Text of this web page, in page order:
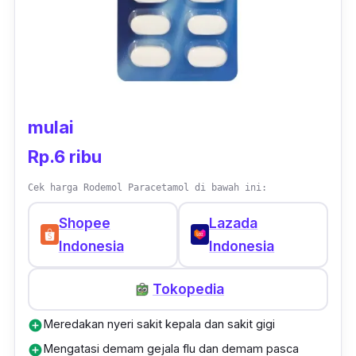
mulai
Rp.6 ribu
Cek harga Rodemol Paracetamol di bawah ini:
Shopee
Indonesia
Lazada
Indonesia
Tokopedia
add_circleMeredakan nyeri sakit kepala dan sakit gigi
add_circleMengatasi demam gejala flu dan demam pasca